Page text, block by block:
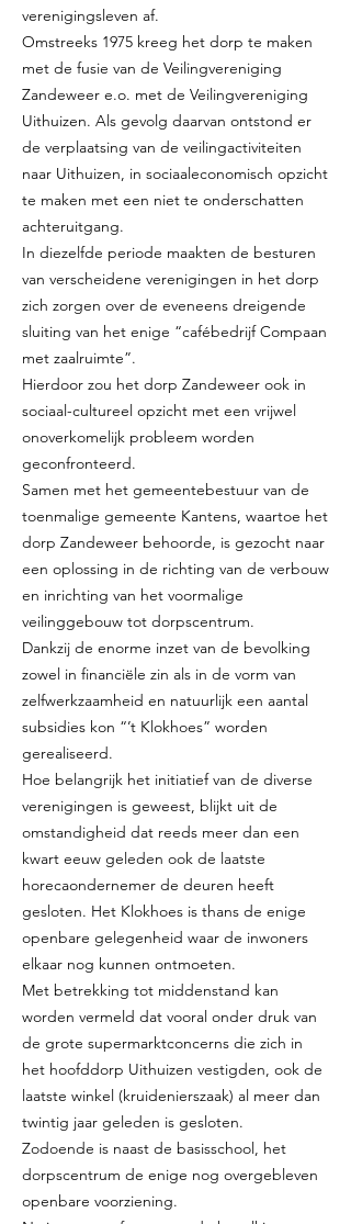
verenigingsleven af.
Omstreeks 1975 kreeg het dorp te maken
met de fusie van de Veilingvereniging
Zandeweer e.o. met de Veilingvereniging
Uithuizen. Als gevolg daarvan ontstond er
de verplaatsing van de veilingactiviteiten
naar Uithuizen, in sociaaleconomisch opzicht
te maken met een niet te onderschatten
achteruitgang.
In diezelfde periode maakten de besturen
van verscheidene verenigingen in het dorp
zich zorgen over de eveneens dreigende
sluiting van het enige “cafébedrijf Compaan
met zaalruimte”.
Hierdoor zou het dorp Zandeweer ook in
sociaal-cultureel opzicht met een vrijwel
onoverkomelijk probleem worden
geconfronteerd.
Samen met het gemeentebestuur van de
toenmalige gemeente Kantens, waartoe het
dorp Zandeweer behoorde, is gezocht naar
een oplossing in de richting van de verbouw
en inrichting van het voormalige
veilinggebouw tot dorpscentrum.
Dankzij de enorme inzet van de bevolking
zowel in financiële zin als in de vorm van
zelfwerkzaamheid en natuurlijk een aantal
subsidies kon “’t Klokhoes” worden
gerealiseerd.
Hoe belangrijk het initiatief van de diverse
verenigingen is geweest, blijkt uit de
omstandigheid dat reeds meer dan een
kwart eeuw geleden ook de laatste
horecaondernemer de deuren heeft
gesloten. Het Klokhoes is thans de enige
openbare gelegenheid waar de inwoners
elkaar nog kunnen ontmoeten.
Met betrekking tot middenstand kan
worden vermeld dat vooral onder druk van
de grote supermarktconcerns die zich in
het hoofddorp Uithuizen vestigden, ook de
laatste winkel (kruidenierszaak) al meer dan
twintig jaar geleden is gesloten.
Zodoende is naast de basisschool, het
dorpscentrum de enige nog overgebleven
openbare voorziening.